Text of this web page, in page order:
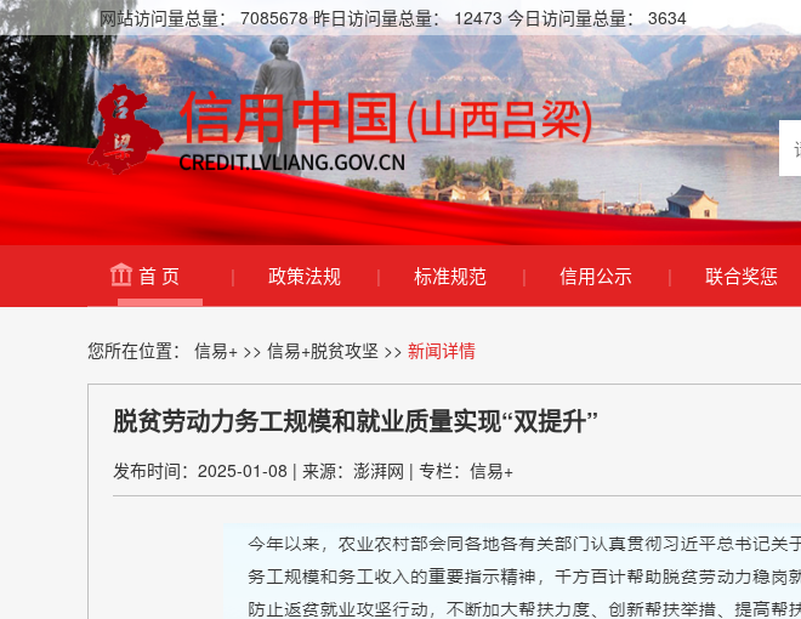
网站访问量总量： 7085678 昨日访问量总量： 12473 今日访问量总量： 3634
首 页 | 政策法规 | 标准规范 | 信用公示 | 联合奖惩
您所在位置： 信易+ >> 信易+脱贫攻坚 >> 新闻详情
脱贫劳动力务工规模和就业质量实现“双提升”
发布时间：2025-01-08 | 来源：澎湃网 | 专栏：信易+